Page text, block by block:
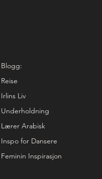
Blogg:
Reise
Irlins Liv
Underholdning
Lærer Arabisk
Inspo for Dansere
Feminin Inspirasjon